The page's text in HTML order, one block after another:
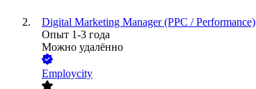
Digital Marketing Manager (PPC / Performance)
Опыт 1-3 года
Можно удалённо
Employcity